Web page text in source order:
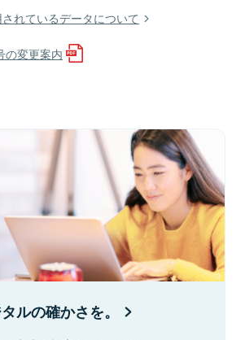
れているデータについて
の変更案内
ルの確かさを。